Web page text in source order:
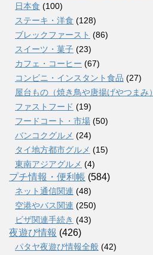
日本食 (100)
ステーキ・洋食 (128)
ブレックファースト (86)
スイーツ・菓子 (23)
カフェ・コーヒー (67)
コンビニ・インスタント食品 (27)
屋台もの（焼き鳥や唐揚げやつまみ）
ファストフード (19)
フードコート・市場 (50)
バンコクグルメ (24)
タイ地方都市グルメ (15)
東南アジアグルメ (4)
プチ情報・便利帳 (584)
ネット通信関連 (48)
空港やバス関連 (250)
ビザ関連手続き (43)
夜遊び情報 (426)
パタヤ夜遊び情報全般 (42)